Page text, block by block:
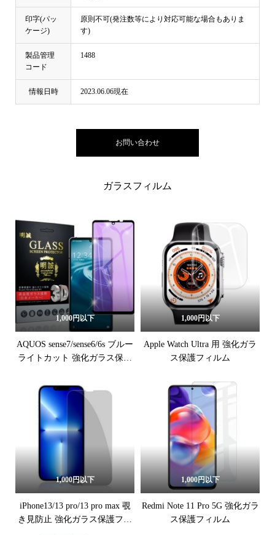
印字(パッ
ケージ)
原則不可(発注数等により対応可能な場合もありま
す)
製品管理
コード
1488
情報日時 2023.06.06現在
お問い合わせ
ガラスフィルム
1,000円以下
AQUOS sense7/sense6/6s ブルー
ライトカット 強化ガラス保護
1,000円以下
Apple Watch Ultra 用 強化ガラ
ス保護フィルム
1,000円以下
iPhone13/13 pro/13 pro max 覗
き見防止 強化ガラス保護フィ
1,000円以下
Redmi Note 11 Pro 5G 強化ガラ
ス保護フィルム